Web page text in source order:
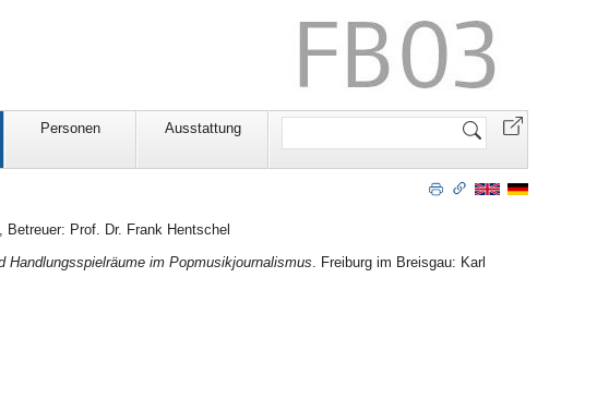
Personen Ausstattung
Website
Prof. Dr. Frank Hentschel
im Popmusikjournalismus . Freiburg im Breisgau: Karl